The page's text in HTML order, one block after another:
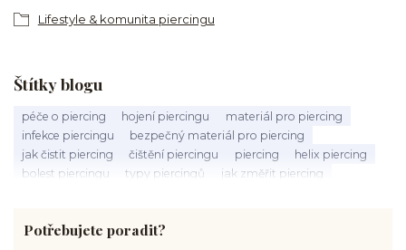
Lifestyle & komunita piercingu
Štítky blogu
péče o piercing hojení piercingu
materiál pro piercing
infekce piercingu
bezpečný materiál pro piercing
jak čistit piercing
čištění piercingu piercing
helix piercing
bolest piercingu
typy piercingů
jak změřit piercing
hygiena piercingu
tipy pro piercing
Potřebujete poradit?